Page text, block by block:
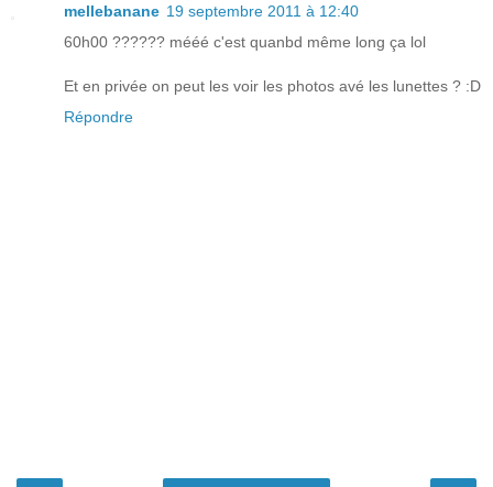
mellebanane 19 septembre 2011 à 12:40
60h00 ?????? mééé c'est quanbd même long ça lol
Et en privée on peut les voir les photos avé les lunettes ? :D
Répondre